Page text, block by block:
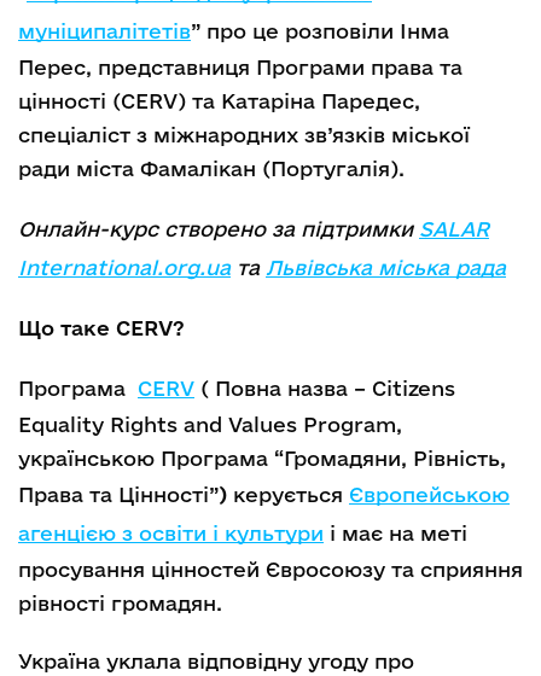
муніципалітетів” про це розповіли Інма
Перес, представниця Програми права та
цінності (CERV) та Катаріна Паредес,
спеціаліст з міжнародних зв’язків міської
ради міста Фамалікан (Португалія).
Онлайн-курс створено за підтримки SALAR
International.org.uaта Львівська міська рада
Що таке CERV?
Програма CERV ( Повна назва – Citizens
Equality Rights and Values Program,
українською Програма “Громадяни, Рівність,
Права та Цінності”) керується Європейською
агенцією з освіти і культури і має на меті
просування цінностей Євросоюзу та сприяння
рівності громадян.
Україна уклала відповідну угоду про